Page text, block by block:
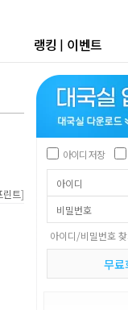
랭킹 | 이벤트
린트]
아이디 저장
아이디/비밀번호
무료